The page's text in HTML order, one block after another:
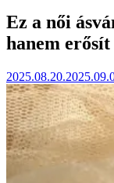
Ez a női
hanem erősít
2025.08.20.